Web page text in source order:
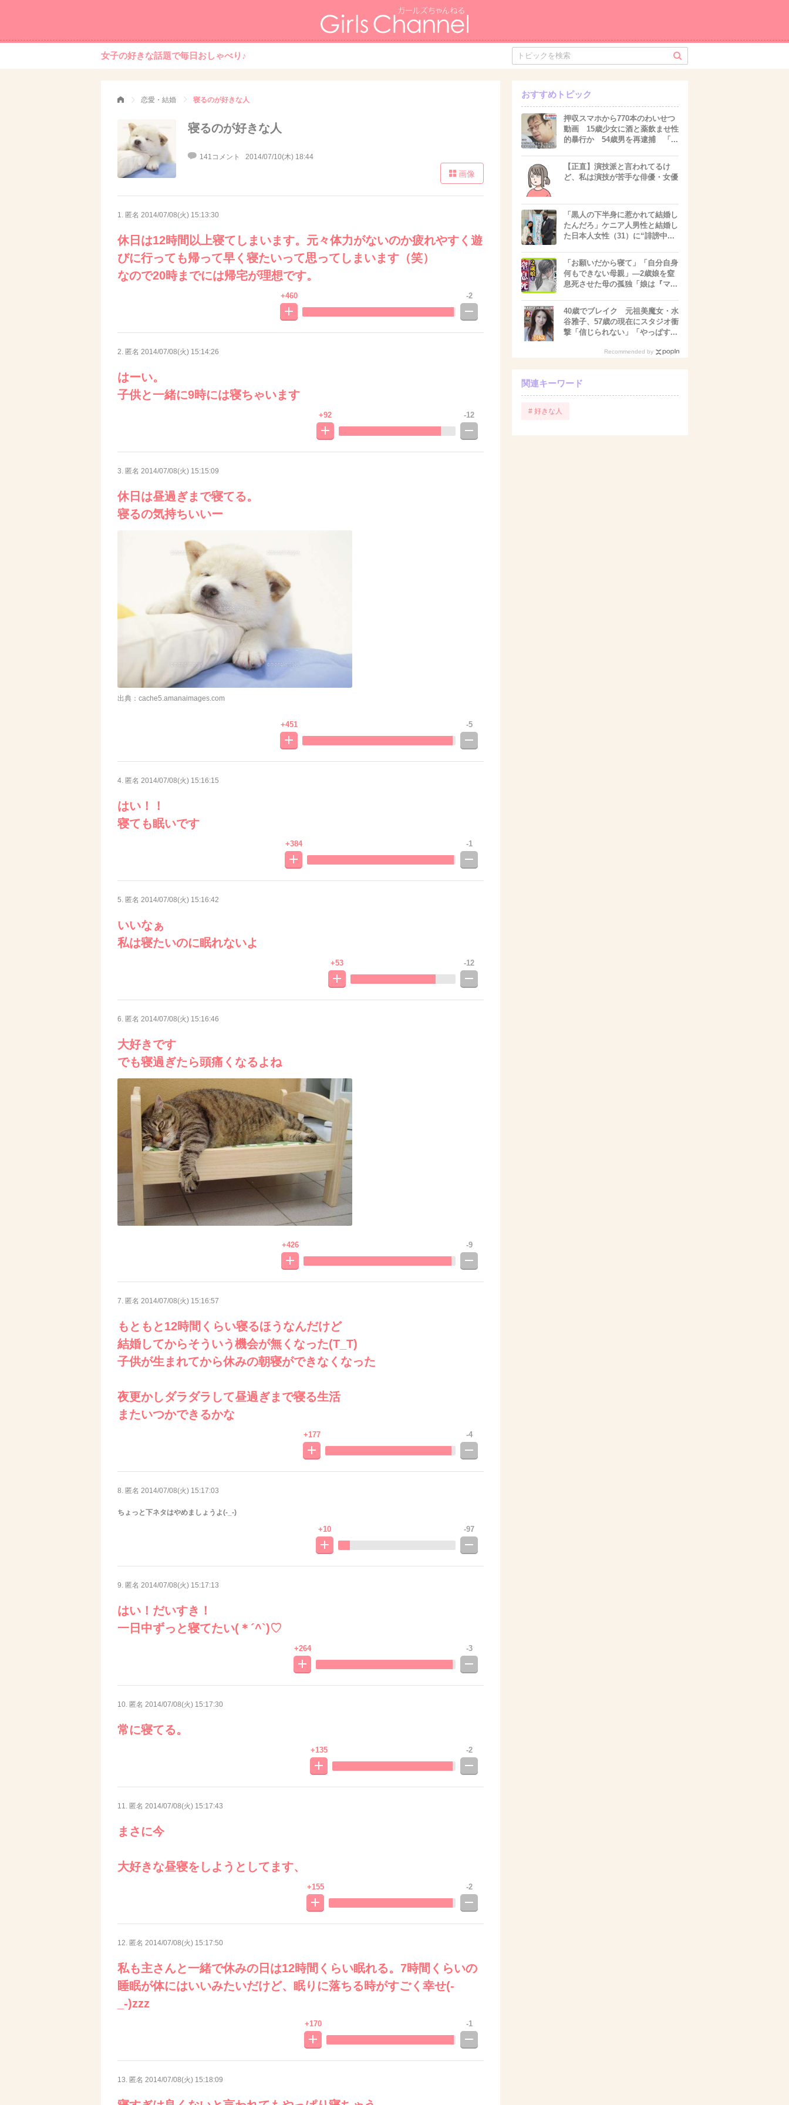
女子の好きな話題で毎日おしゃべり♪
恋愛・結婚 寝るのが好きな人
寝るのが好きな人
141コメント 2014/07/10(木) 18:44
画像
1. 匿名 2014/07/08(火) 15:13:30
休日は12時間以上寝てしまいます。元々体力がないのか疲れやすく遊
びに行っても帰って早く寝たいって思ってしまいます（笑）
なので20時までには帰宅が理想です。
+460 -2
2. 匿名 2014/07/08(火) 15:14:26
はーい。
子供と一緒に9時には寝ちゃいます
+92 -12
3. 匿名 2014/07/08(火) 15:15:09
休日は昼過ぎまで寝てる。
寝るの気持ちいいー
出典：cache5.amanaimages.com
+451 -5
4. 匿名 2014/07/08(火) 15:16:15
はい！！
寝ても眠いです
+384 -1
5. 匿名 2014/07/08(火) 15:16:42
いいなぁ
私は寝たいのに眠れないよ
+53 -12
6. 匿名 2014/07/08(火) 15:16:46
大好きです
でも寝過ぎたら頭痛くなるよね
+426 -9
7. 匿名 2014/07/08(火) 15:16:57
もともと12時間くらい寝るほうなんだけど
結婚してからそういう機会が無くなった(T_T)
子供が生まれてから休みの朝寝ができなくなった
夜更かしダラダラして昼過ぎまで寝る生活
またいつかできるかな
+177 -4
8. 匿名 2014/07/08(火) 15:17:03
ちょっと下ネタはやめましょうよ(-_-)
+10 -97
9. 匿名 2014/07/08(火) 15:17:13
はい！だいすき！
一日中ずっと寝てたい(＊´^`)♡
+264 -3
10. 匿名 2014/07/08(火) 15:17:30
常に寝てる。
+135 -2
11. 匿名 2014/07/08(火) 15:17:43
まさに今
大好きな昼寝をしようとしてます、
+155 -2
12. 匿名 2014/07/08(火) 15:17:50
私も主さんと一緒で休みの日は12時間くらい眠れる。7時間くらいの
睡眠が体にはいいみたいだけど、眠りに落ちる時がすごく幸せ(-
_-)zzz
+170 -1
13. 匿名 2014/07/08(火) 15:18:09
おすすめトピック
押収スマホから770本のわいせつ
動画 15歳少女に酒と薬飲ませ性
的暴行か 54歳男を再逮捕 「...
【正直】演技派と言われてるけ
ど、私は演技が苦手な俳優・女優
「黒人の下半身に惹かれて結婚し
たんだろ」ケニア人男性と結婚し
た日本人女性（31）に“誹謗中...
「お願いだから寝て」「自分自身
何もできない母親」―2歳娘を窒
息死させた母の孤独「娘は『マ...
40歳でブレイク 元祖美魔女・水
谷雅子、57歳の現在にスタジオ衝
撃「信じられない」「やっぱす...
Recommended by
関連キーワード
# 好きな人